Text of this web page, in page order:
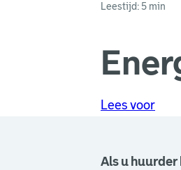
Leestijd: 5 min
Lees voor
Als u